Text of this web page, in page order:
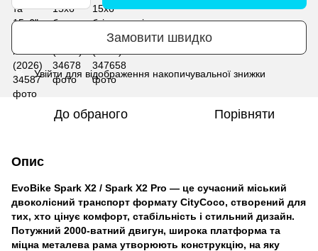
Замовити швидко
% Увійти для відображення накопичувальної знижки
До обраного Порівняти
Опис
EvoBike Spark X2 / Spark X2 Pro — це сучасний міський
двоколісний транспорт формату CityCoco, створений для
тих, хто цінує комфорт, стабільність і стильний дизайн.
Потужний 2000-ватний двигун, широка платформа та
міцна металева рама утворюють конструкцію, на яку